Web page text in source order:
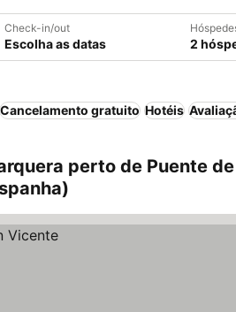
Check-in/out
Escolha as datas 2
Cancelamento gratuito Hotéis
perto de Puente